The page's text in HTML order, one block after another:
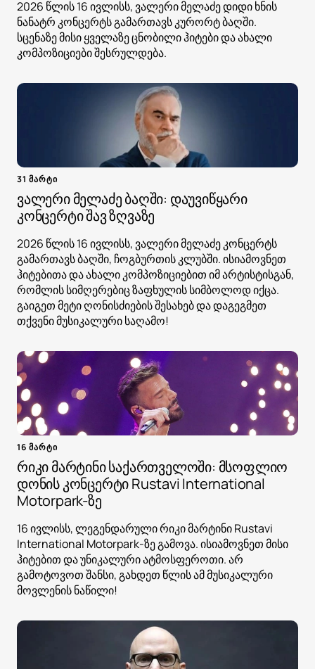
2026 წლის 16 ივლისს, ვალერი მელაძე დიდი ხნის
ნანატრ კონცერტს გამართავს კურორტ ბაღში.
სცენაზე მისი ყველაზე ცნობილი ჰიტები და ახალი
კომპოზიციები შესრულდება.
31 მარტი
ვალერი მელაძე ბაღში: დაუვიწყარი
კონცერტი შავ ზღვაზე
2026 წლის 16 ივლისს, ვალერი მელაძე კონცერტს
გამართავს ბაღში, ჩოგბურთის კლუბში. ისიამოვნეთ
ჰიტებითა და ახალი კომპოზიციებით იმ არტისტისგან,
რომლის სიმღერებიც ზაფხულის სიმბოლოდ იქცა.
გაიგეთ მეტი ღონისძიების შესახებ და დაგეგმეთ
თქვენი მუსიკალური საღამო!
16 მარტი
რიკი მარტინი საქართველოში: მსოფლიო
დონის კონცერტი Rustavi International
Motorpark-ზე
16 ივლისს, ლეგენდარული რიკი მარტინი Rustavi
International Motorpark-ზე გამოვა. ისიამოვნეთ მისი
ჰიტებით და უნიკალური ატმოსფეროთი. არ
გამოტოვოთ შანსი, გახდეთ წლის ამ მუსიკალური
მოვლენის ნაწილი!